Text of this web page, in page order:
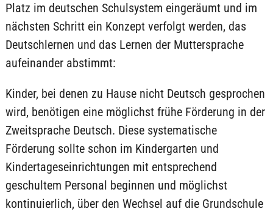
Platz im deutschen Schulsystem eingeräumt und im
nächsten Schritt ein Konzept verfolgt werden, das
Deutschlernen und das Lernen der Muttersprache
aufeinander abstimmt:
Kinder, bei denen zu Hause nicht Deutsch gesprochen
wird, benötigen eine möglichst frühe Förderung in der
Zweitsprache Deutsch. Diese systematische
Förderung sollte schon im Kindergarten und
Kindertageseinrichtungen mit entsprechend
geschultem Personal beginnen und möglichst
kontinuierlich, über den Wechsel auf die Grundschule